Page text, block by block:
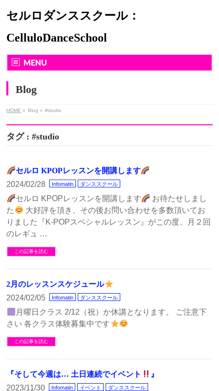
セルロダンススクール：
CelluloDanceSchool
MENU
Blog
HOME » Blog » #studio
タグ : #studio
セルロ KPOPレッスンを開講します
2024/02/28
Infomatin ダンススクール
セルロ KPOPレッスンを開講します
お待たせしまし
た
大好評を頂き、その後お問い合わせを多数頂いてお
りました『K-POPスペシャルレッスン』がこの度、月２回
のレギュ …
この記事を読む
2月のレッスンスケジュール
2024/02/05
Infomatin ダンススクール
月曜日クラス 2/12（祝）か休講となります。 ご注意下
さい 各クラス体験募集中です
この記事を読む
『そして今週は… 土日連続でイベント
』
2023/11/30
Infomatin イベント ダンススクール